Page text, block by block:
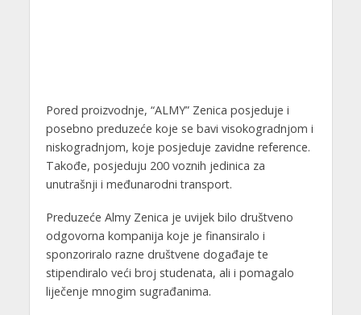
Pored proizvodnje, “ALMY” Zenica posjeduje i
posebno preduzeće koje se bavi visokogradnjom i
niskogradnjom, koje posjeduje zavidne reference.
Takođe, posjeduju 200 voznih jedinica za
unutrašnji i međunarodni transport.
Preduzeće Almy Zenica je uvijek bilo društveno
odgovorna kompanija koje je finansiralo i
sponzoriralo razne društvene događaje te
stipendiralo veći broj studenata, ali i pomagalo
liječenje mnogim sugrađanima.